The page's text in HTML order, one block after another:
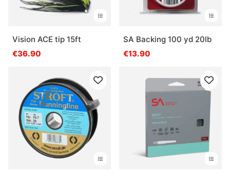
Vision ACE tip 15ft
€36.90
SA Backing 100 yd 20lb
€13.90